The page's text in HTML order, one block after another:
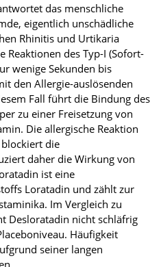
das menschliche
eigentlich unschädliche
Rhinitis und Urtikaria
Reaktionen des Typ-I (Sofort-
wenige Sekunden bis
den Allergie-auslösenden
Fall führt die Bindung des
zu einer Freisetzung von
Die allergische Reaktion
die
daher die Wirkung von
ist eine
Loratadin und zählt zur
Im Vergleich zu
Desloratadin nicht schläfrig
Häufigkeit
seiner langen